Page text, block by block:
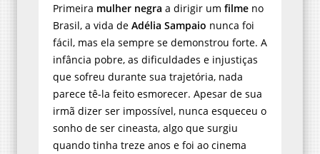
Primeira mulher negra a dirigir um filme no
Brasil, a vida de Adélia Sampaio nunca foi
fácil, mas ela sempre se demonstrou forte. A
infância pobre, as dificuldades e injustiças
que sofreu durante sua trajetória, nada
parece tê-la feito esmorecer. Apesar de sua
irmã dizer ser impossível, nunca esqueceu o
sonho de ser cineasta, algo que surgiu
quando tinha treze anos e foi ao cinema